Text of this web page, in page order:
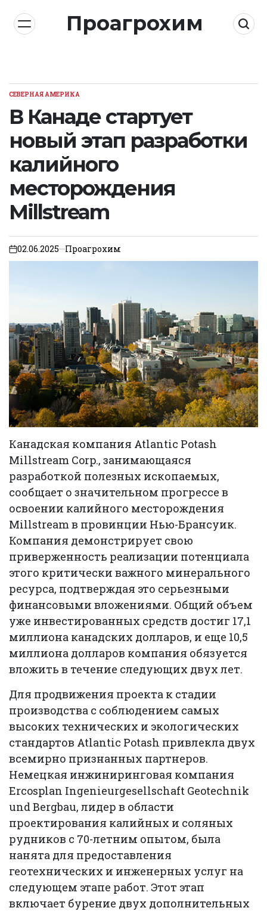
content
Проагрохим
POSTED
СЕВЕРНАЯ АМЕРИКА
В Канаде стартует
новый этап разработки
калийного
месторождения
Millstream
on02.06.2025 Проагрохим
Канадская компания Atlantic Potash
Millstream Corp., занимающаяся
разработкой полезных ископаемых,
сообщает о значительном прогрессе в
освоении калийного месторождения
Millstream в провинции Нью-Брансуик.
Компания демонстрирует свою
приверженность реализации потенциала
этого критически важного минерального
ресурса, подтверждая это серьезными
финансовыми вложениями. Общий объем
уже инвестированных средств достиг 17,1
миллиона канадских долларов, и еще 10,5
миллиона долларов компания обязуется
вложить в течение следующих двух лет.
Для продвижения проекта к стадии
производства с соблюдением самых
высоких технических и экологических
стандартов Atlantic Potash привлекла двух
всемирно признанных партнеров.
Немецкая инжиниринговая компания
Ercosplan Ingenieurgesellschaft Geotechnik
und Bergbau, лидер в области
проектирования калийных и соляных
рудников с 70-летним опытом, была
нанята для предоставления
геотехнических и инженерных услуг на
следующем этапе работ. Этот этап
включает бурение двух дополнительных